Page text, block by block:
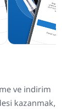
ve indirim
kazanmak,